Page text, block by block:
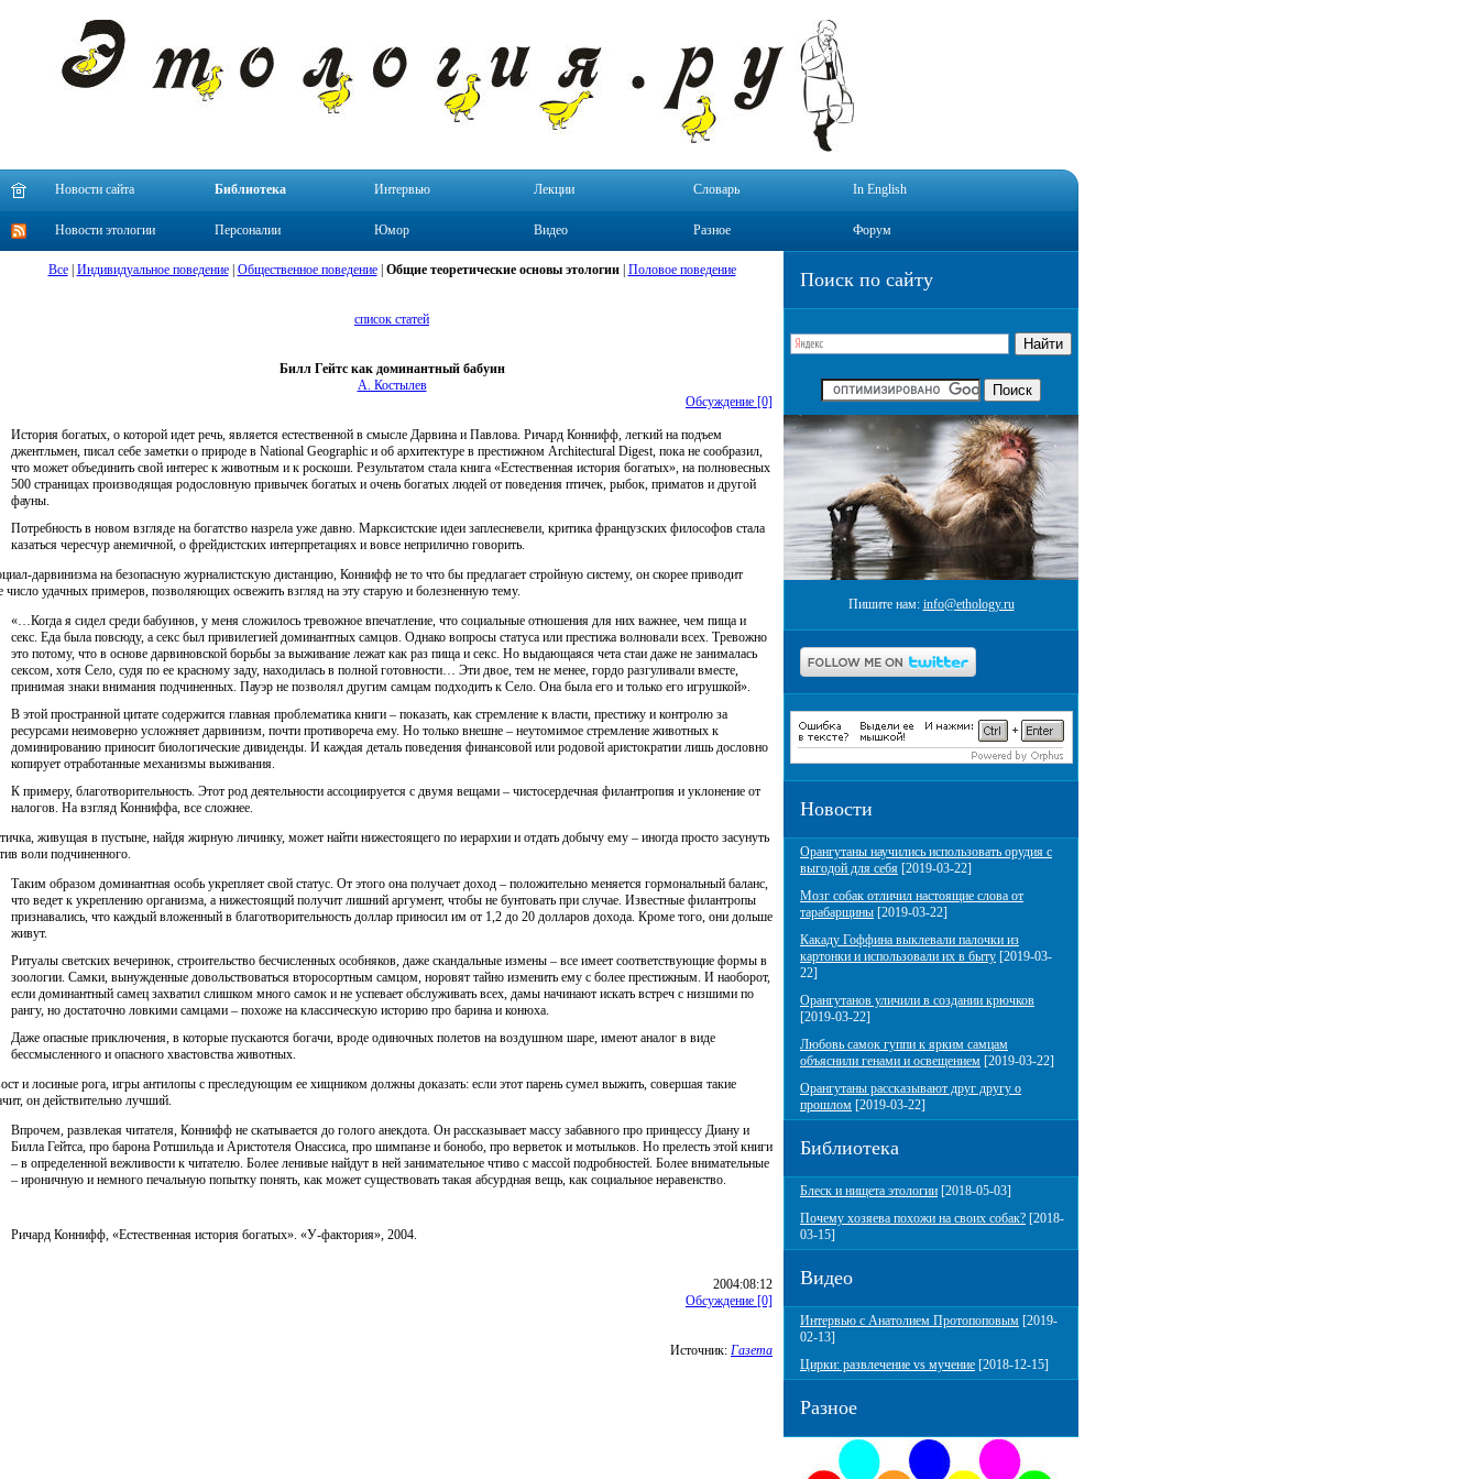
Новости сайта Библиотека Интервью Лекции Словарь In English
Новости этологии Персоналии Юмор Видео Разное Форум
Поиск по сайту
Пишите нам: info@ethology.ru
Новости
Орангутаны научились использовать орудия с
выгодой для себя [2019-03-22]
Мозг собак отличил настоящие слова от
тарабарщины [2019-03-22]
Какаду Гоффина выклевали палочки из
картонки и использовали их в быту [2019-03-
22]
Орангутанов уличили в создании крючков
[2019-03-22]
Любовь самок гуппи к ярким самцам
объяснили генами и освещением [2019-03-22]
Орангутаны рассказывают друг другу о
прошлом [2019-03-22]
Библиотека
Блеск и нищета этологии [2018-05-03]
Почему хозяева похожи на своих собак? [2018-
03-15]
Видео
Интервью с Анатолием Протопоповым [2019-
02-13]
Цирки: развлечение vs мучение [2018-12-15]
Разное
Все| Индивидуальное поведение| Общественное поведение| Общие теоретические основы этологии| Половое поведение
список статей
Билл Гейтс как доминантный бабуин
А. Костылев
Обсуждение [0]
История богатых, о которой идет речь, является естественной в смысле Дарвина и Павлова. Ричард Коннифф, легкий на подъем
джентльмен, писал себе заметки о природе в National Geographic и об архитектуре в престижном Architectural Digest, пока не сообразил,
что может объединить свой интерес к животным и к роскоши. Результатом стала книга «Естественная история богатых», на полновесных
500 страницах производящая родословную привычек богатых и очень богатых людей от поведения птичек, рыбок, приматов и другой
фауны.
Потребность в новом взгляде на богатство назрела уже давно. Марксистские идеи заплесневели, критика французских философов стала
казаться чересчур анемичной, о фрейдистских интерпретациях и вовсе неприлично говорить.
дарвинизма на безопасную журналистскую дистанцию, Коннифф не то что бы предлагает стройную систему, он скорее приводит
число удачных примеров, позволяющих освежить взгляд на эту старую и болезненную тему.
«…Когда я сидел среди бабуинов, у меня сложилось тревожное впечатление, что социальные отношения для них важнее, чем пища и
секс. Еда была повсюду, а секс был привилегией доминантных самцов. Однако вопросы статуса или престижа волновали всех. Тревожно
это потому, что в основе дарвиновской борьбы за выживание лежат как раз пища и секс. Но выдающаяся чета стаи даже не занималась
сексом, хотя Село, судя по ее красному заду, находилась в полной готовности… Эти двое, тем не менее, гордо разгуливали вместе,
принимая знаки внимания подчиненных. Пауэр не позволял другим самцам подходить к Село. Она была его и только его игрушкой».
В этой пространной цитате содержится главная проблематика книги – показать, как стремление к власти, престижу и контролю за
ресурсами неимоверно усложняет дарвинизм, почти противореча ему. Но только внешне – неутомимое стремление животных к
доминированию приносит биологические дивиденды. И каждая деталь поведения финансовой или родовой аристократии лишь дословно
копирует отработанные механизмы выживания.
К примеру, благотворительность. Этот род деятельности ассоциируется с двумя вещами – чистосердечная филантропия и уклонение от
налогов. На взгляд Конниффа, все сложнее.
живущая в пустыне, найдя жирную личинку, может найти нижестоящего по иерархии и отдать добычу ему – иногда просто засунуть
воли подчиненного.
Таким образом доминантная особь укрепляет свой статус. От этого она получает доход – положительно меняется гормональный баланс,
что ведет к укреплению организма, а нижестоящий получит лишний аргумент, чтобы не бунтовать при случае. Известные филантропы
признавались, что каждый вложенный в благотворительность доллар приносил им от 1,2 до 20 долларов дохода. Кроме того, они дольше
живут.
Ритуалы светских вечеринок, строительство бесчисленных особняков, даже скандальные измены – все имеет соответствующие формы в
зоологии. Самки, вынужденные довольствоваться второсортным самцом, норовят тайно изменить ему с более престижным. И наоборот,
если доминантный самец захватил слишком много самок и не успевает обслуживать всех, дамы начинают искать встреч с низшими по
рангу, но достаточно ловкими самцами – похоже на классическую историю про барина и конюха.
Даже опасные приключения, в которые пускаются богачи, вроде одиночных полетов на воздушном шаре, имеют аналог в виде
бессмысленного и опасного хвастовства животных.
и лосиные рога, игры антилопы с преследующим ее хищником должны доказать: если этот парень сумел выжить, совершая такие
он действительно лучший.
Впрочем, развлекая читателя, Коннифф не скатывается до голого анекдота. Он рассказывает массу забавного про принцессу Диану и
Билла Гейтса, про барона Ротшильда и Аристотеля Онассиса, про шимпанзе и бонобо, про верветок и мотыльков. Но прелесть этой книги
– в определенной вежливости к читателю. Более ленивые найдут в ней занимательное чтиво с массой подробностей. Более внимательные
– ироничную и немного печальную попытку понять, как может существовать такая абсурдная вещь, как социальное неравенство.
Ричард Коннифф, «Естественная история богатых». «У-фактория», 2004.
2004:08:12
Обсуждение [0]
Источник: Газета